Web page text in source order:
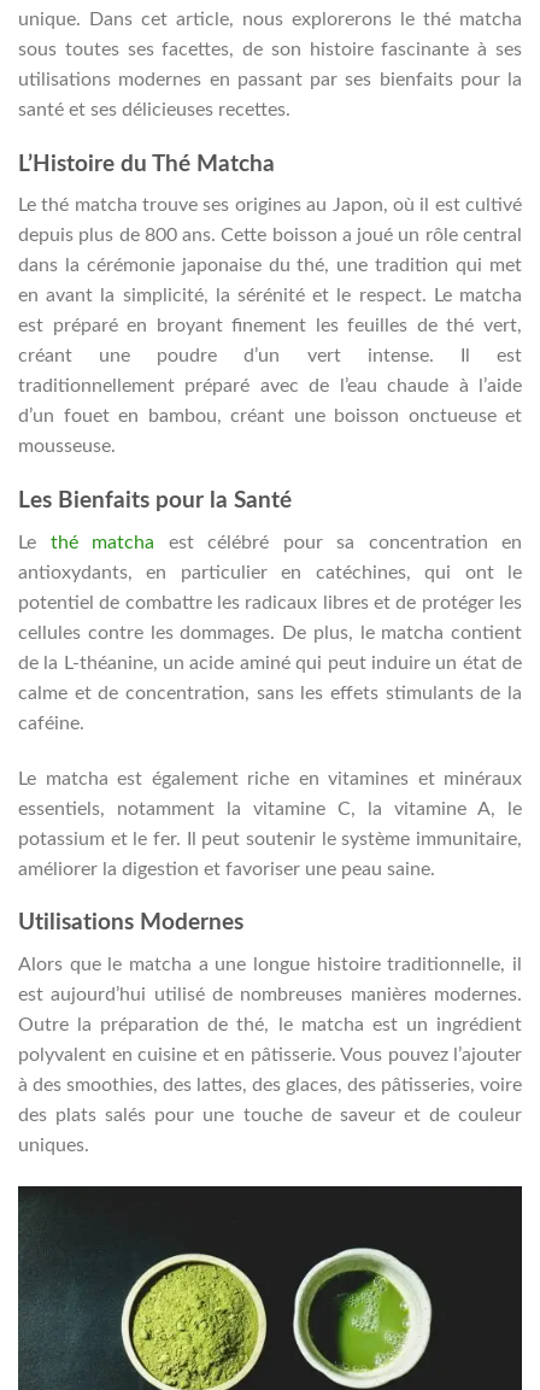
unique. Dans cet article, nous explorerons le thé matcha
sous toutes ses facettes, de son histoire fascinante à ses
utilisations modernes en passant par ses bienfaits pour la
santé et ses délicieuses recettes.
L’Histoire du Thé Matcha
Le thé matcha trouve ses origines au Japon, où il est cultivé
depuis plus de 800 ans. Cette boisson a joué un rôle central
dans la cérémonie japonaise du thé, une tradition qui met
en avant la simplicité, la sérénité et le respect. Le matcha
est préparé en broyant finement les feuilles de thé vert,
créant une poudre d’un vert intense. Il est
traditionnellement préparé avec de l’eau chaude à l’aide
d’un fouet en bambou, créant une boisson onctueuse et
mousseuse.
Les Bienfaits pour la Santé
Le thé matcha est célébré pour sa concentration en
antioxydants, en particulier en catéchines, qui ont le
potentiel de combattre les radicaux libres et de protéger les
cellules contre les dommages. De plus, le matcha contient
de la L-théanine, un acide aminé qui peut induire un état de
calme et de concentration, sans les effets stimulants de la
caféine.
Le matcha est également riche en vitamines et minéraux
essentiels, notamment la vitamine C, la vitamine A, le
potassium et le fer. Il peut soutenir le système immunitaire,
améliorer la digestion et favoriser une peau saine.
Utilisations Modernes
Alors que le matcha a une longue histoire traditionnelle, il
est aujourd’hui utilisé de nombreuses manières modernes.
Outre la préparation de thé, le matcha est un ingrédient
polyvalent en cuisine et en pâtisserie. Vous pouvez l’ajouter
à des smoothies, des lattes, des glaces, des pâtisseries, voire
des plats salés pour une touche de saveur et de couleur
uniques.